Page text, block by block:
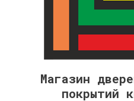
Магазин
покрытий